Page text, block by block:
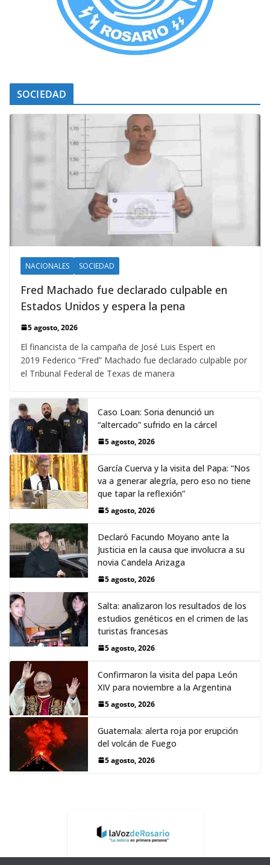
SOCIEDAD
NACIONALES SOCIEDAD
Fred Machado fue declarado culpable en
Estados Unidos y espera la pena
5 agosto, 2026
El financista de la campaña de José Luis Espert en
2019 Federico “Fred” Machado fue declarado culpable por
el Tribunal Federal de Texas de manera
Caso Loan: Soria denunció un
“altercado” sufrido en la cárcel
5 agosto, 2026
García Cuerva y la visita del Papa: “Nos
va a generar alegría, pero eso no tiene
que tapar la reflexión”
5 agosto, 2026
Declaró Facundo Moyano ante la
Justicia en la causa que involucra a su
novia Candela Arizaga
5 agosto, 2026
Salta: analizaron los resultados de los
estudios genéticos en el crimen de las
turistas francesas
5 agosto, 2026
Confirmaron la visita del papa León
XIV para noviembre a la Argentina
5 agosto, 2026
Guatemala: alerta roja por erupción
del volcán de Fuego
5 agosto, 2026